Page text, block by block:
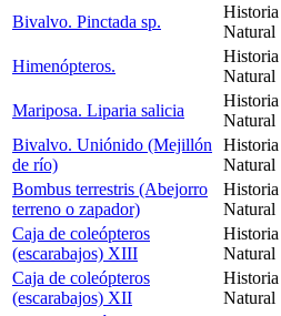
Bivalvo. Pinctada sp.
Historia
Natural
Himenópteros.
Historia
Natural
Mariposa. Liparia salicia
Historia
Natural
Bivalvo. Uniónido (Mejillón
de río)
Historia
Natural
Bombus terrestris (Abejorro
terreno o zapador)
Historia
Natural
Caja de coleópteros
(escarabajos) XIII
Historia
Natural
Caja de coleópteros
(escarabajos) XII
Historia
Natural